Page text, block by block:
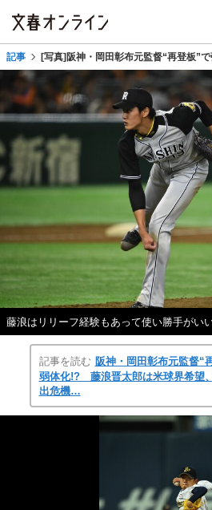
記事 [写真]阪神・岡田彰布元監督“再登板”
藤浪はリリーフ経験もあって使い勝手が
記事を読む 阪神・岡田彰布元監督“
弱体化!? 藤浪晋太郎は米球界希望
出危機…